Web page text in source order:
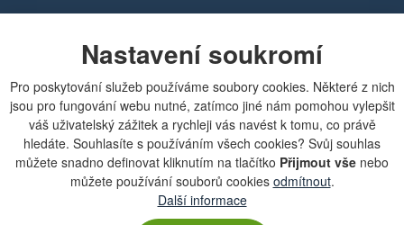
Nastavení soukromí
Pro poskytování služeb používáme soubory cookies. Některé z nich
jsou pro fungování webu nutné, zatímco jiné nám pomohou vylepšit
váš uživatelský zážitek a rychleji vás navést k tomu, co právě
hledáte. Souhlasíte s používáním všech cookies? Svůj souhlas
můžete snadno definovat kliknutím na tlačítko Přijmout vše nebo
můžete používání souborů cookies odmítnout.
Další informace
Chcete dostávat lákavé nabídky přímo do své e-
Zobrazit aktuální newsletter